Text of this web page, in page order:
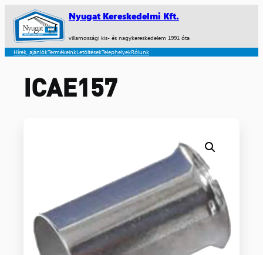
Nyugat Kereskedelmi Kft.
villamossági kis- és nagykereskedelem 1991 óta
Hírek, ajánlókTermékeinkLetöltésekTelephelyekRólunk
ICAE157